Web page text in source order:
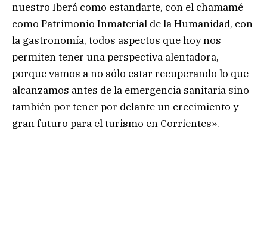
nuestro Iberá como estandarte, con el chamamé
como Patrimonio Inmaterial de la Humanidad, con
la gastronomía, todos aspectos que hoy nos
permiten tener una perspectiva alentadora,
porque vamos a no sólo estar recuperando lo que
alcanzamos antes de la emergencia sanitaria sino
también por tener por delante un crecimiento y
gran futuro para el turismo en Corrientes».